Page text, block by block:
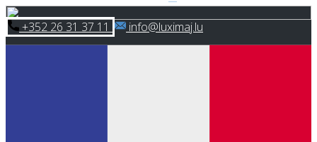
Skip
to
content
​+352 26 31 37 11 ​info@luximaj.lu